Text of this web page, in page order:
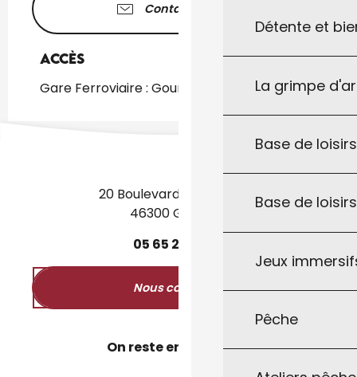
Détente et
La grimpe
Base de
Base de
Jeux
Pêche
Contactez-nous
Accès
Accès
Gare Ferroviaire : Gourdon à 232m
20 Boulevard des Martyrs
46300 Gourdon
05 65 27
Nous contacter
On reste en contact ?